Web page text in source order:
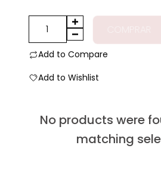
Mocasines
olympia
adorno
negro
Add to Compare
Add to Wishlist
No products were
matching